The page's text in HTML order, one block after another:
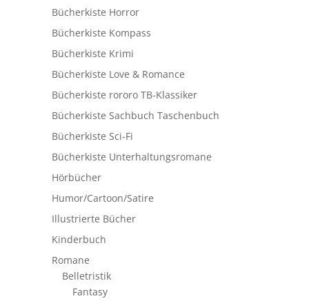
Bücherkiste Horror
Bücherkiste Kompass
Bücherkiste Krimi
Bücherkiste Love & Romance
Bücherkiste rororo TB-Klassiker
Bücherkiste Sachbuch Taschenbuch
Bücherkiste Sci-Fi
Bücherkiste Unterhaltungsromane
Hörbücher
Humor/Cartoon/Satire
Illustrierte Bücher
Kinderbuch
Romane
Belletristik
Fantasy